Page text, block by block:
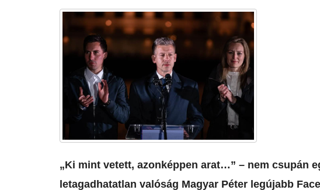
​„Ki mint vetett, azonképpen arat…” – nem csupán
letagadhatatlan valóság Magyar Péter legújabb